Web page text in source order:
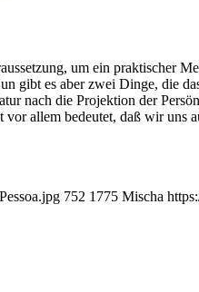
um ein prak­ti­scher
gibt es aber zwei Din­ge, die
nach die Pro­jek­ti­on der
allem bedeu­tet, daß wir uns
752 1775 Mischa